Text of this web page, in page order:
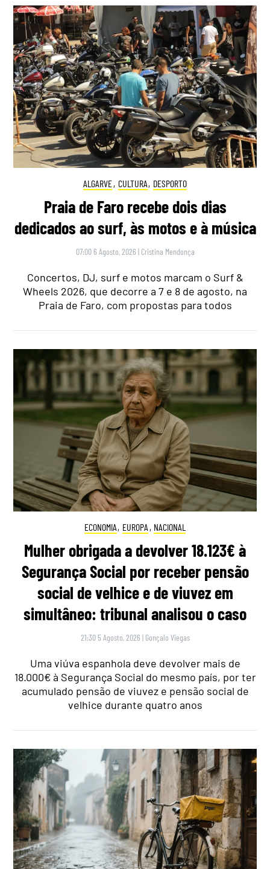
ALGARVE, CULTURA, DESPORTO
Praia de Faro recebe dois dias
dedicados ao surf, às motos e à música
07:00 6 Agosto, 2026 | Cristina Mendonça
Concertos, DJ, surf e motos marcam o Surf &
Wheels 2026, que decorre a 7 e 8 de agosto, na
Praia de Faro, com propostas para todos
ECONOMIA, EUROPA , NACIONAL
Mulher obrigada a devolver 18.123€ à
Segurança Social por receber pensão
social de velhice e de viuvez em
simultâneo: tribunal analisou o caso
21:30 5 Agosto, 2026 | Gonçalo Viegas
Uma viúva espanhola deve devolver mais de
18.000€ à Segurança Social do mesmo país, por ter
acumulado pensão de viuvez e pensão social de
velhice durante quatro anos